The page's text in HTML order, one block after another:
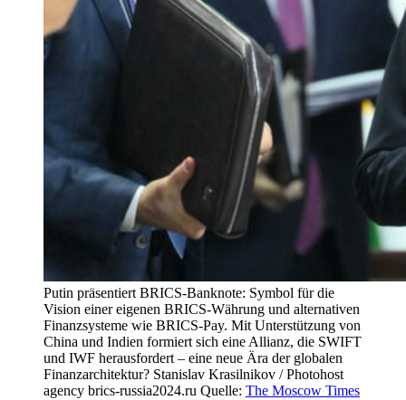
Putin präsentiert BRICS-Banknote: Symbol für die
Vision einer eigenen BRICS-Währung und alternativen
Finanzsysteme wie BRICS-Pay. Mit Unterstützung von
China und Indien formiert sich eine Allianz, die SWIFT
und IWF herausfordert – eine neue Ära der globalen
Finanzarchitektur? Stanislav Krasilnikov / Photohost
agency brics-russia2024.ru Quelle: The Moscow Times